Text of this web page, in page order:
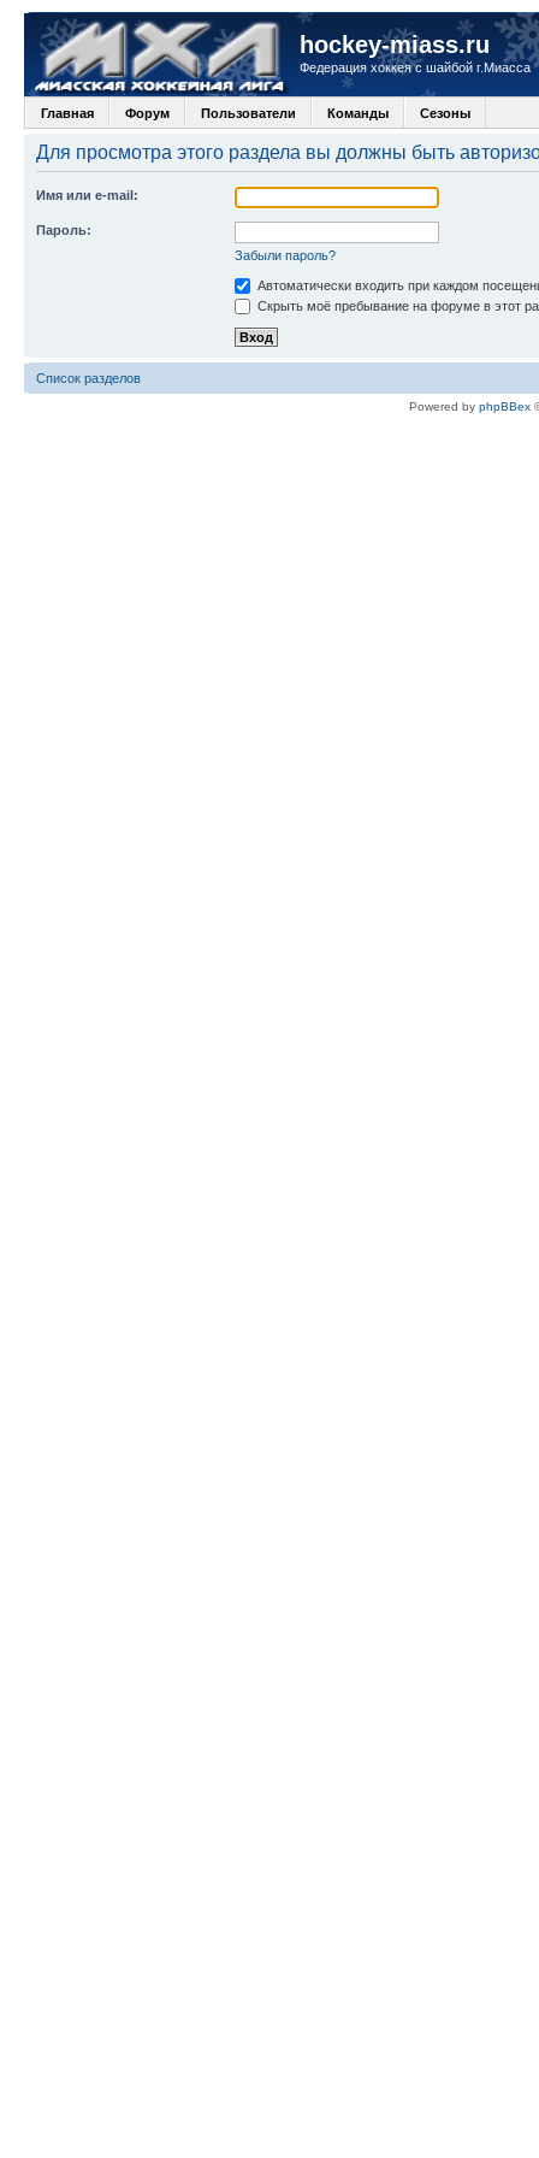
hockey-miass.ru
Федерация хоккея с шайбой г.Миасса
Главная Форум Пользователи Команды Сезоны
Для просмотра этого раздела вы должны быть
Имя или e-mail:
Пароль:
Забыли пароль?
Автоматически входить при каждом
Скрыть моё пребывание на форуме в этот
Список разделов
Powered by phpBBex